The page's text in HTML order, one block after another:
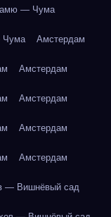
— Чума
Амстердам
Амстердам
Амстердам
Амстердам
Амстердам
— Вишнёвый сад